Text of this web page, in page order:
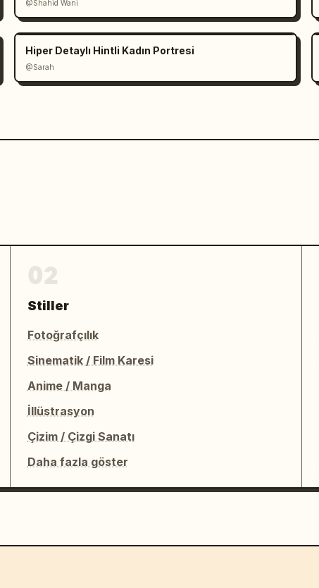
@Shahid Wani
Hiper Detaylı Hintli Kadın Portresi
@Sarah
Stiller
Fotoğrafçılık
Sinematik / Film Karesi
Anime / Manga
İllüstrasyon
Çizim / Çizgi Sanatı
Daha fazla göster